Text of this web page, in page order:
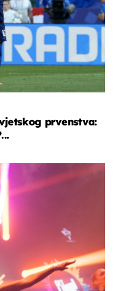
prvenstva: